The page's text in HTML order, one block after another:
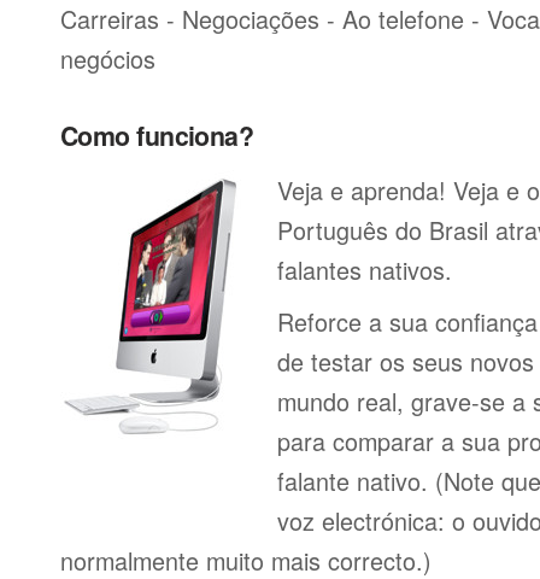
Carreiras - Negociações - Ao telefone -
negócios
Como funciona?
Veja e aprenda! Veja e
Português do Brasil
falantes nativos.
Reforce a sua
de testar os seus
mundo real, grave-se a
para comparar a sua
falante nativo. (Note
voz electrónica: o
normalmente muito mais correcto.)